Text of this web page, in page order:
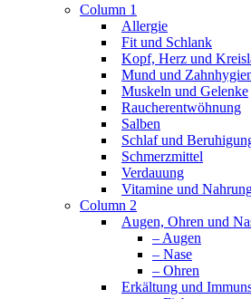
Column 1
Allergie
Fit und Schlank
Kopf, Herz und
Mund und
Muskeln und Gelenke
Raucherentwöhnung
Salben
Schlaf und
Schmerzmittel
Verdauung
Vitamine und
Column 2
Augen, Ohren und
– Augen
– Nase
– Ohren
Erkältung und